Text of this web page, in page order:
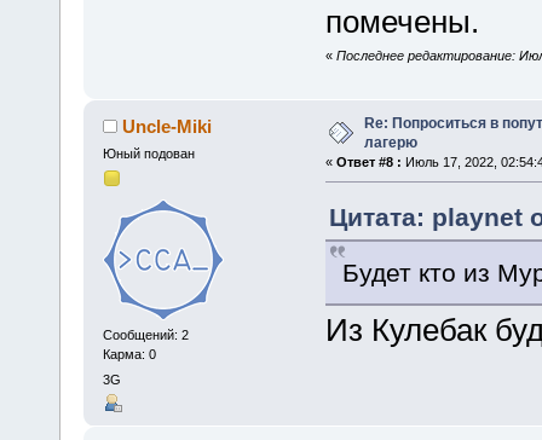
помечены.
« Последнее редактирование:
Uncle-Miki
Юный подован
Сообщений: 2
Карма: 0
3G
Re: Попроситься в
лагерю
« Ответ #8 : Июль 17, 2022,
Цитата: playnet
Будет кто из
Из Кулебак